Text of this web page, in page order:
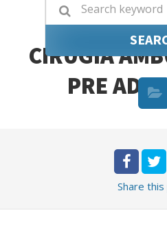
CIRUGÍA
PRE
Share this